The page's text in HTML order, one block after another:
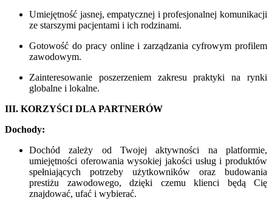
Umiejętność jasnej, empatycznej i profesjonalnej komunikacji
ze starszymi pacjentami i ich rodzinami.
Gotowość do pracy online i zarządzania cyfrowym profilem
zawodowym.
Zainteresowanie poszerzeniem zakresu praktyki na rynki
globalne i lokalne.
III. KORZYŚCI DLA PARTNERÓW
Dochody:
Dochód zależy od Twojej aktywności na platformie,
umiejętności oferowania wysokiej jakości usług i produktów
spełniających potrzeby użytkowników oraz budowania
prestiżu zawodowego, dzięki czemu klienci będą Cię
znajdować, ufać i wybierać.